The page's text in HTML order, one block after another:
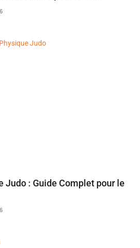
Judo : Guide Complet pour le